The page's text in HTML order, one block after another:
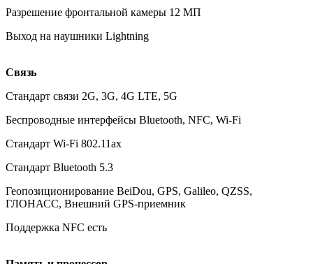
Разрешение фронтальной камеры 12 МП
Выход на наушники Lightning
Связь
Стандарт связи 2G, 3G, 4G LTE, 5G
Беспроводные интерфейсы Bluetooth, NFC, Wi-Fi
Стандарт Wi-Fi 802.11ax
Стандарт Bluetooth 5.3
Геопозиционирование BeiDou, GPS, Galileo, QZSS,
ГЛОНАСС, Внешний GPS-приемник
Поддержка NFC есть